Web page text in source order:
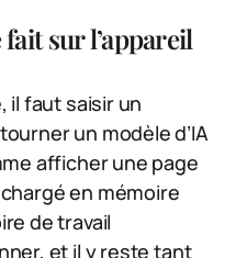
sur l’appareil
il faut saisir un
un modèle d’IA
afficher une page
en mémoire
de travail
et il y reste tant